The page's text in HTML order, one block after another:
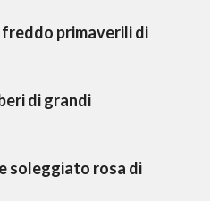
primaverili di
di grandi
soleggiato rosa di